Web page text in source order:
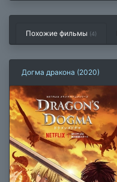
Похожие фильмы (4)
Догма дракона (2020)